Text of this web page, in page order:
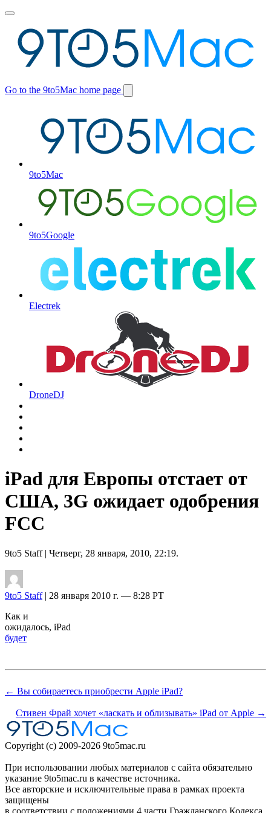
Toggle
menu
Go to the 9to5Mac home page
Switch
9to5Mac
9to5Google
Electrek
DroneDJ
iPad для Европы отстает от
США, 3G ожидает одобрения
FCC
9to5 Staff| Четверг, 28 января, 2010, 22:19.
9to5 Staff| 28 января 2010 г. — 8:28 PT
Как и
ожидалось, iPad
будет
← Вы собираетесь приобрести Apple iPad?
Стивен Фрай хочет «ласкать и облизывать» iPad от Apple →
Copyright (c) 2009-2026 9to5mac.ru
При использовании любых материалов с сайта обязательно
указание 9to5mac.ru в качестве источника.
Все авторские и исключительные права в рамках проекта
защищены
в соответствии с положениями 4 части Гражданского Кодекса